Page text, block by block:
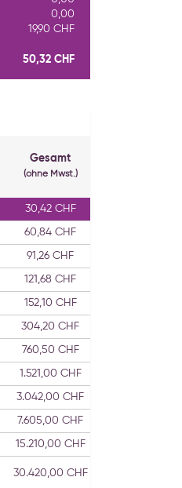
0,00
19,90 CHF
50,32 CHF
Gesamt
(ohne Mwst.)
30,42 CHF
60,84 CHF
91,26 CHF
121,68 CHF
152,10 CHF
304,20 CHF
760,50 CHF
1.521,00 CHF
3.042,00 CHF
7.605,00 CHF
15.210,00 CHF
30.420,00 CHF